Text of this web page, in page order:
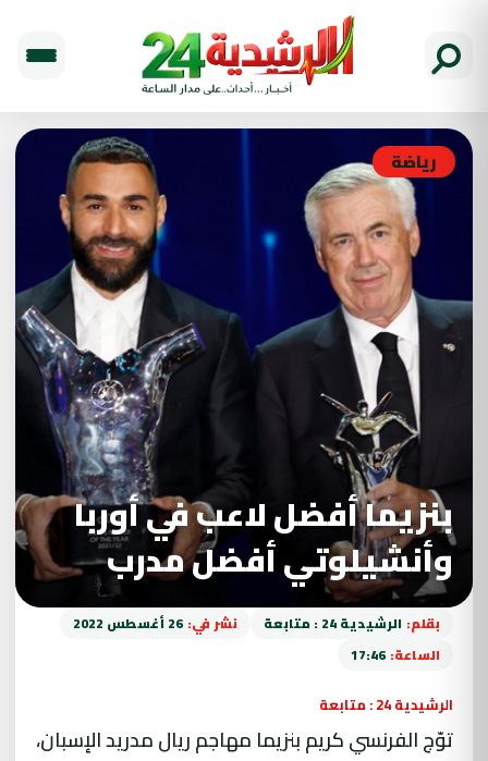
رياضة
بنزيما أفضل لاعب في أوربا
وأنشيلوتي أفضل مدرب
بقلم: الرشيدية 24 : متابعة نشر في: 26 أغسطس 2022
الساعة: 17:46
الرشيدية 24 : متابعة
توّج الفرنسي كريم بنزيما مهاجم ريال مدريد الإسبان،